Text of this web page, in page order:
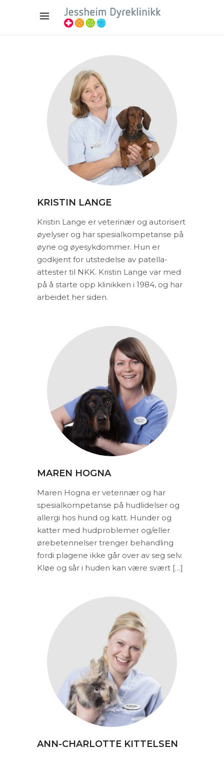
KRISTIN LANGE
Kristin Lange er veterinær og autorisert
øyelyser og har spesialkompetanse på
øyne og øyesykdommer. Hun er
godkjent for utstedelse av patella-
attester til NKK. Kristin Lange var med
på å starte opp klinikken i 1984, og har
arbeidet her siden.
MAREN HOGNA
Maren Hogna er veterinær og har
spesialkompetanse på hudlidelser og
allergi hos hund og katt. Hunder og
katter med hudproblemer og/eller
ørebetennelser trenger behandling
fordi plagene ikke går over av seg selv.
Kløe og sår i huden kan være svært […]
ANN-CHARLOTTE KITTELSEN